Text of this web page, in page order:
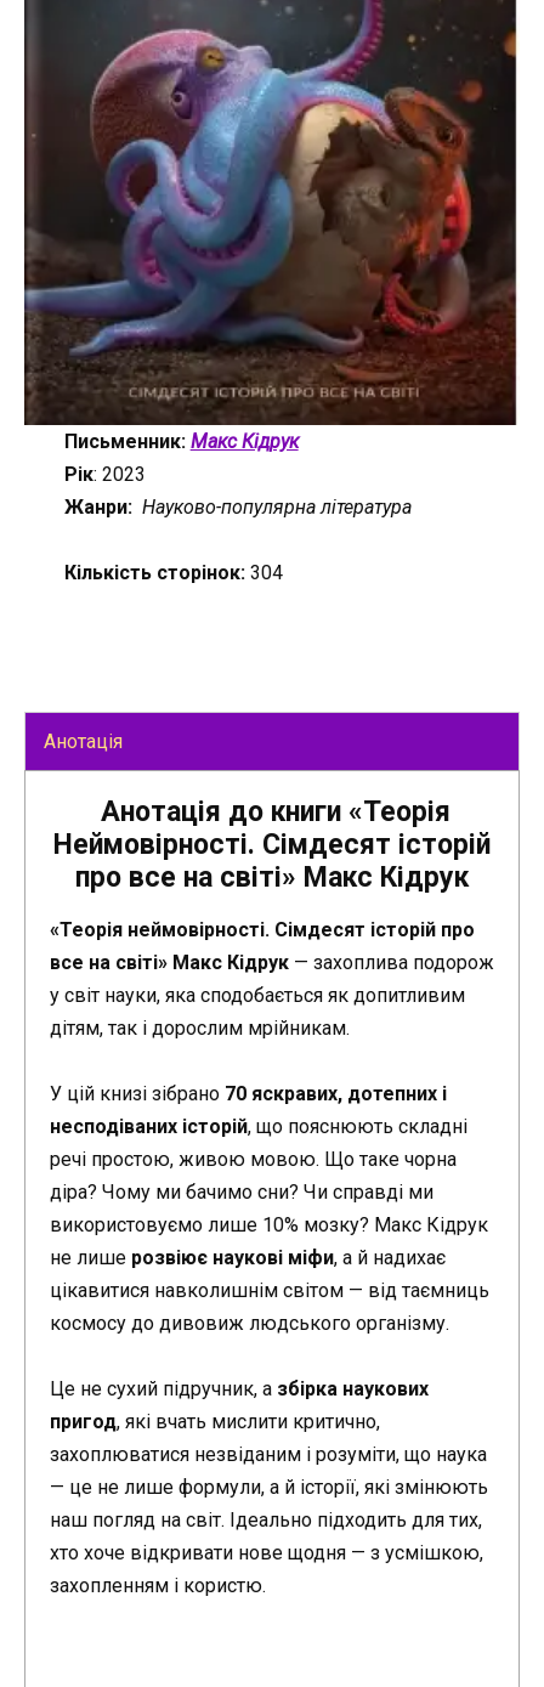
Письменник: Макс Кідрук
Рік: 2023
Жанри: Науково-популярна література
Кількість сторінок:304
Анотація
Анотація до книги «Теорія
Неймовірності. Сімдесят історій
про все на світі» Макс Кідрук
«Теорія неймовірності. Сімдесят історій про
все на світі» Макс Кідрук — захоплива подорож
у світ науки, яка сподобається як допитливим
дітям, так і дорослим мрійникам.
У цій книзі зібрано 70 яскравих, дотепних і
несподіваних історій, що пояснюють складні
речі простою, живою мовою. Що таке чорна
діра? Чому ми бачимо сни? Чи справді ми
використовуємо лише 10% мозку? Макс Кідрук
не лише розвіює наукові міфи, а й надихає
цікавитися навколишнім світом — від таємниць
космосу до дивовиж людського організму.
Це не сухий підручник, а збірка наукових
пригод, які вчать мислити критично,
захоплюватися незвіданим і розуміти, що наука
— це не лише формули, а й історії, які змінюють
наш погляд на світ. Ідеально підходить для тих,
хто хоче відкривати нове щодня — з усмішкою,
захопленням і користю.